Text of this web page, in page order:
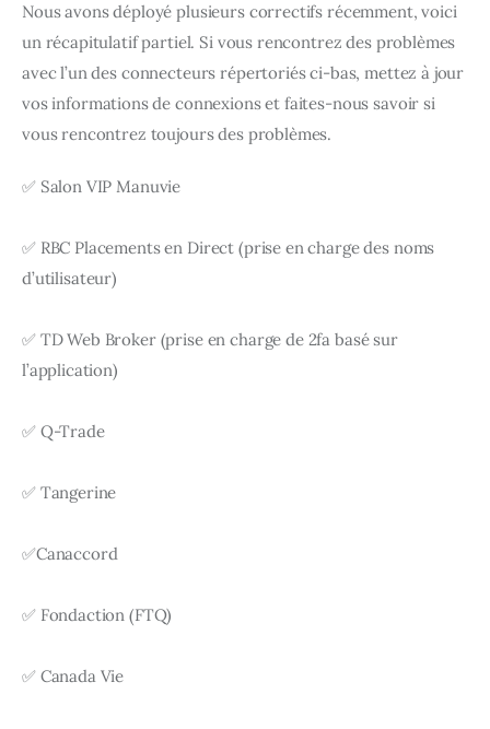
Nous avons déployé plusieurs correctifs récemment, voici
un récapitulatif partiel. Si vous rencontrez des problèmes
avec l’un des connecteurs répertoriés ci-bas, mettez à jour
vos informations de connexions et faites-nous savoir si
vous rencontrez toujours des problèmes.
✅ Salon VIP Manuvie
✅ RBC Placements en Direct (prise en charge des noms
d’utilisateur)
✅ TD Web Broker (prise en charge de 2fa basé sur
l’application)
✅ Q-Trade
✅ Tangerine
✅Canaccord
✅ Fondaction (FTQ)
✅ Canada Vie